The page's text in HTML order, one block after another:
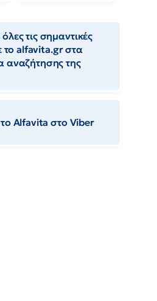
τις σημαντικές
το alfavita.gr στα
αναζήτησης της
Αlfavita στο Viber